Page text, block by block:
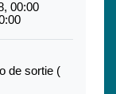
00:00
de sortie (